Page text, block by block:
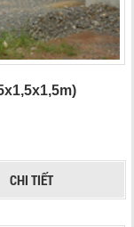
CHI TIẾT